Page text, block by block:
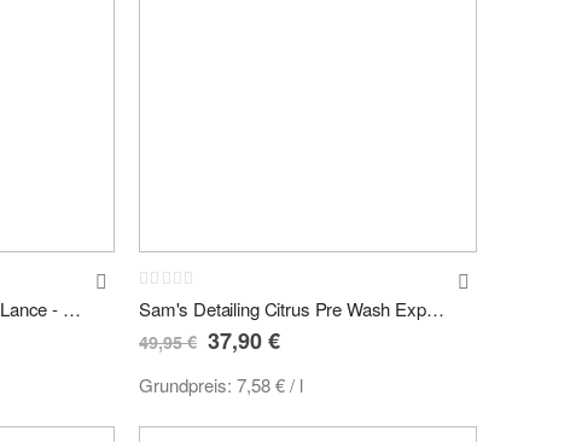
Sam's Detailing Snow Foam Lance - Schaumlanze mit HDR-Adapter NEW
Rating:
0% Sam's Detailing Citrus Pre Wash Expert 5L Kanister
49,95 € Sonderpreis
37,90 €
Grundpreis: 7,58 €/ l